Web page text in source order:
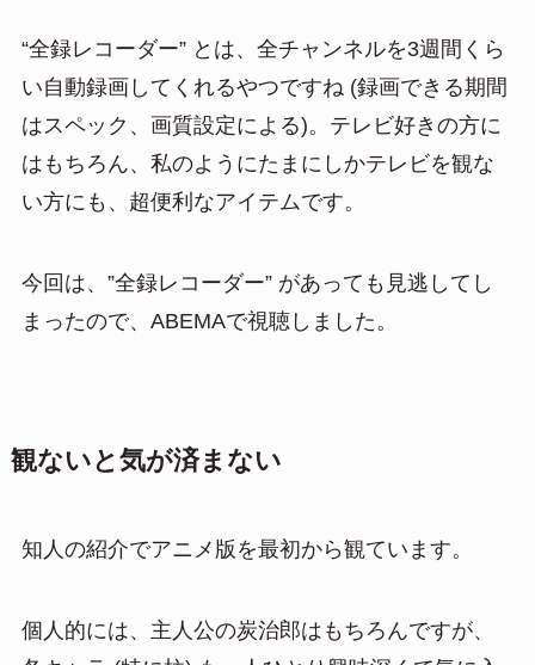
“全録レコーダー” とは、全チャンネルを3週間くら
い自動録画してくれるやつですね (録画できる期間
はスペック、画質設定による)。テレビ好きの方に
はもちろん、私のようにたまにしかテレビを観な
い方にも、超便利なアイテムです。
今回は、”全録レコーダー” があっても見逃してし
まったので、ABEMAで視聴しました。
観ないと気が済まない
知人の紹介でアニメ版を最初から観ています。
個人的には、主人公の炭治郎はもちろんですが、